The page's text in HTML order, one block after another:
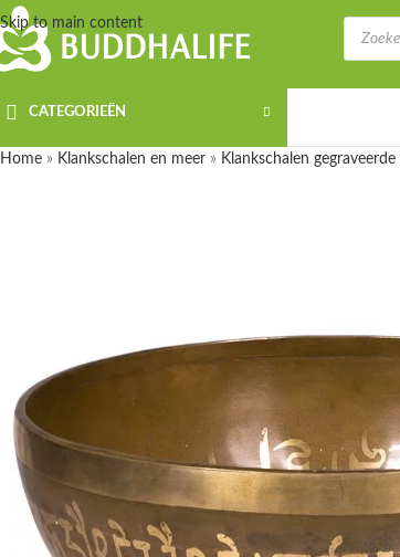
Skip to main content
CATEGORIEËN
Home » Klankschalen en meer » Klankschalen